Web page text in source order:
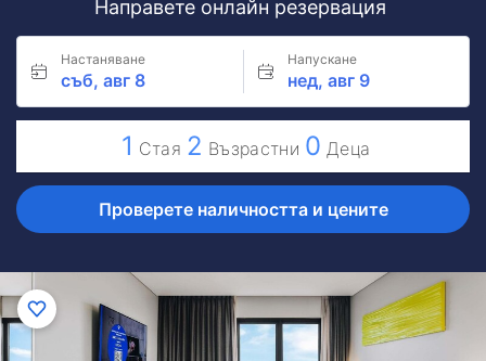
Направете онлайн резервация
Настаняване
съб, авг 8
Напускане
нед, авг 9
1 Стая 2 Възрастни 0 Деца
Проверете наличността и цените